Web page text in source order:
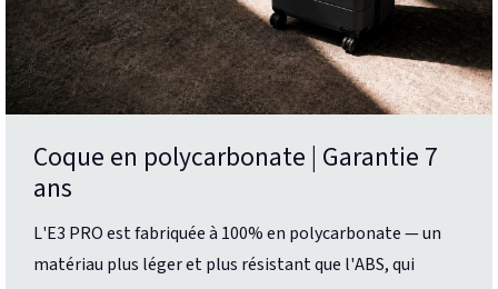
Coque en polycarbonate | Garantie 7
ans
L'E3 PRO est fabriquée à 100% en polycarbonate — un
matériau plus léger et plus résistant que l'ABS, qui